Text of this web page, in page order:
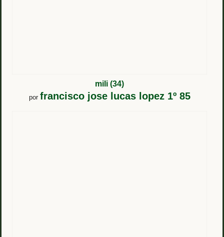
mili (34)
por francisco jose lucas lopez 1º 85